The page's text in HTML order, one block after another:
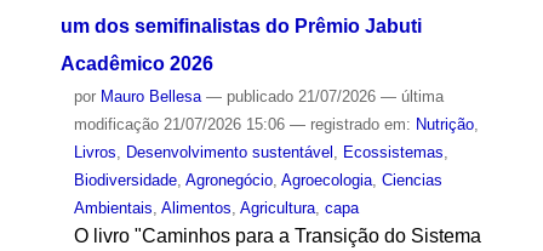
um dos semifinalistas do Prêmio Jabuti
Acadêmico 2026
por Mauro Bellesa — publicado21/07/2026 — última
modificação21/07/2026 15:06 — registrado em: Nutrição,
Livros
Desenvolvimento sustentável Ecossistemas
Biodiversidade, Agronegócio, Agroecologia, Ciencias
Ambientais Alimentos Agricultura, capa
O livro "Caminhos para a Transição do Sistema